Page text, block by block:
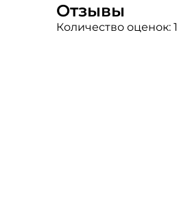
Отзывы
Количество оценок: 1